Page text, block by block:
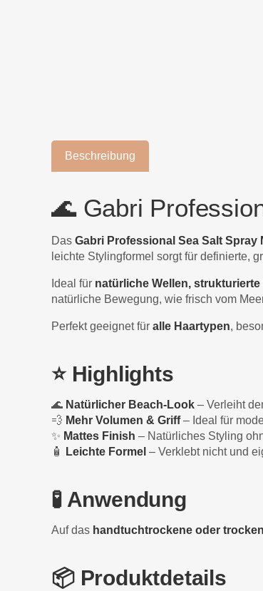
Beschreibung
🌊 Gabri
Das Gabri Professional Sea Salt Spray
leichte Stylingformel sorgt für definierte,
Ideal für natürliche Wellen,
natürliche Bewegung, wie frisch vom
Perfekt geeignet für alle Haartypen,
⭐ Highlights
🌊 Natürlicher Beach-Look – Verleiht
💨 Mehr Volumen & Griff– Ideal für
✨ Mattes Finish – Natürliches Styling
🧴
Leichte Formel – Verklebt nicht und
🧪 Anwendung
Auf das handtuchtrockene oder
📦 Produktdetails